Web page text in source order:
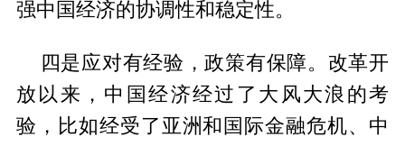
强中国经济的协调性和稳定性。
四是应对有经验，政策有保障。改革开
放以来，中国经济经过了大风大浪的考
验，比如经受了亚洲和国际金融危机、中